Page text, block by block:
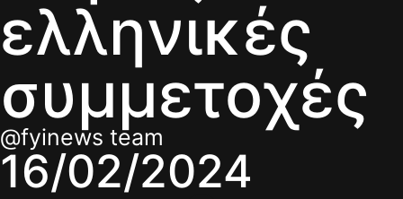
ελληνικές
συμμετοχές
@fyinews team
16/02/2024